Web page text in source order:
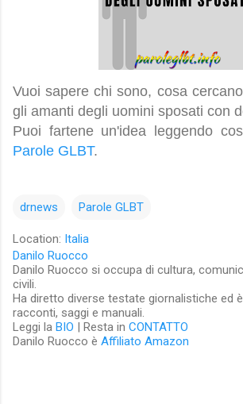
Vuoi sapere chi sono, cosa
gli amanti degli uomini sposati con
Puoi fartene un'idea leggendo
Parole GLBT.
drnews Parole GLBT
Location: Italia
Danilo Ruocco
Danilo Ruocco si occupa di cultura,
civili.
Ha diretto diverse testate giornalistiche ed
racconti, saggi e manuali.
Leggi la BIO | Resta in CONTATTO
Danilo Ruocco è Affiliato Amazon